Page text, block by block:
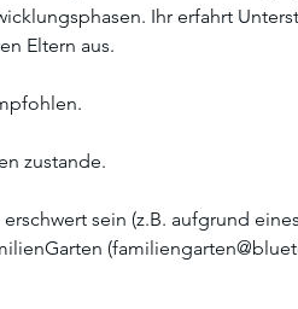
Ihr erfahrt
Eltern aus.
zustande.
sein (z.B. aufgrund